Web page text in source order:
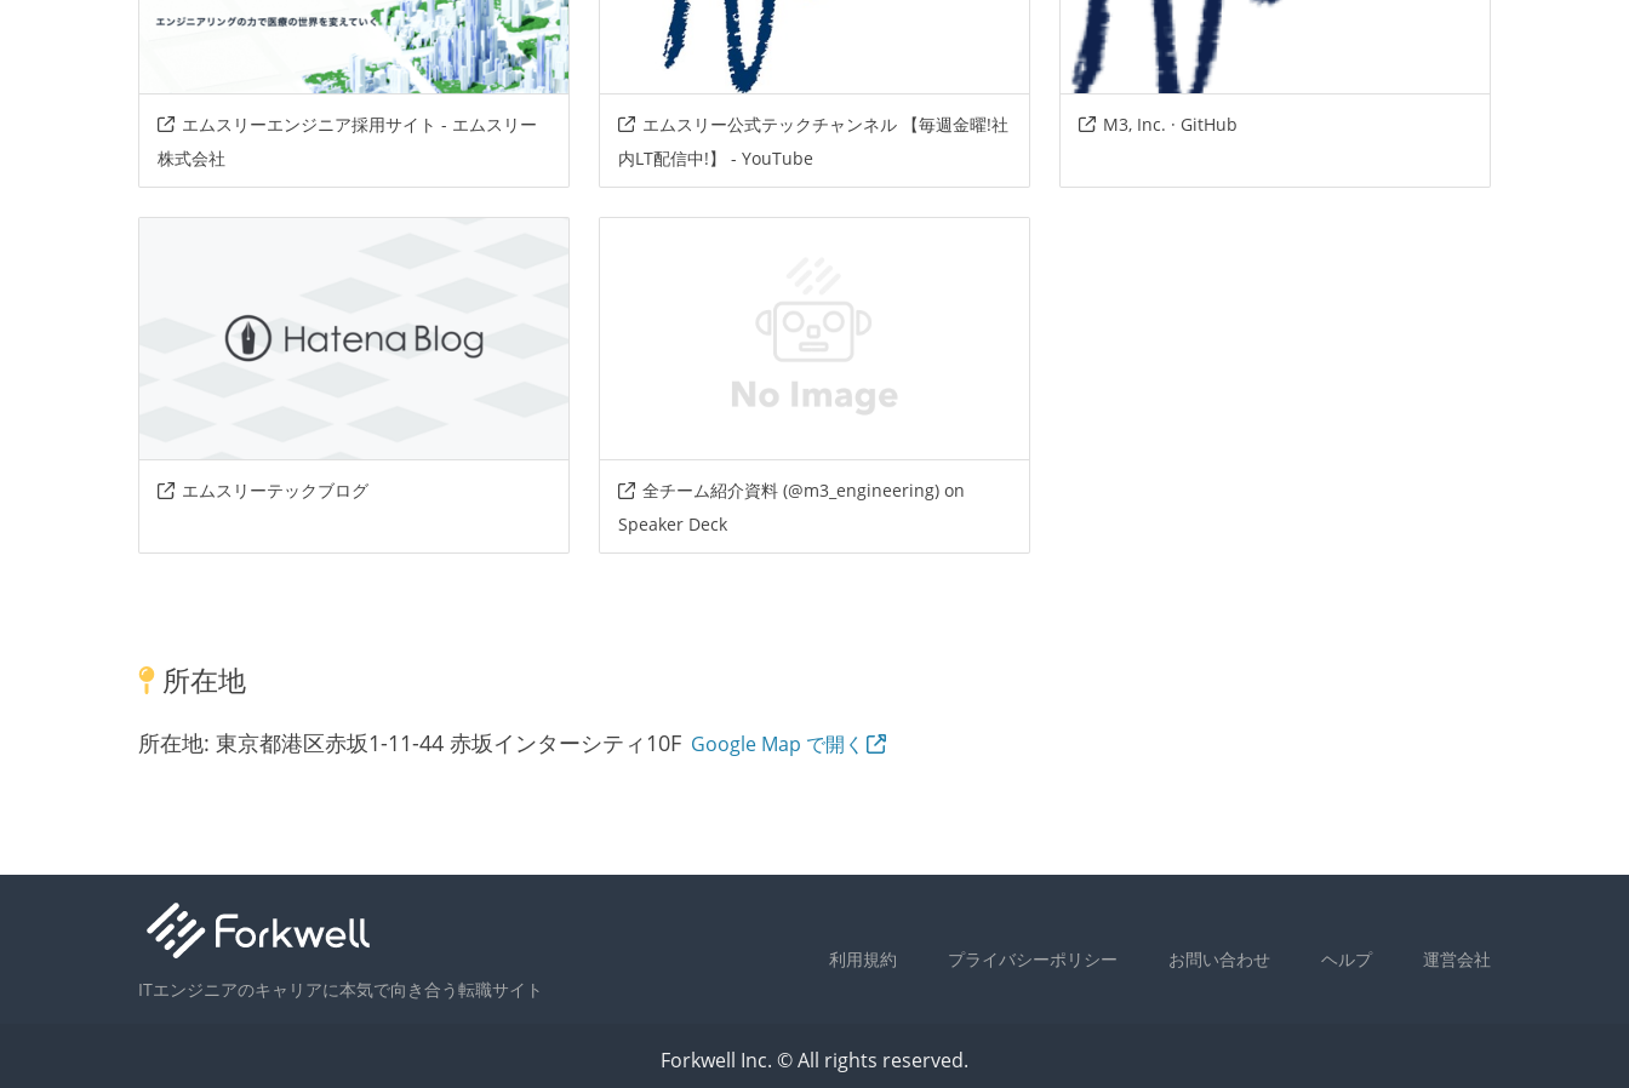
エムスリーエンジニア採用サイト - エムスリー
株式会社
エムスリー公式テックチャンネル 【毎週金曜!社
内LT配信中!】 - YouTube
M3, Inc. · GitHub
エムスリーテックブログ
全チーム紹介資料 (@m3_engineering) on
Speaker Deck
所在地
所在地: 東京都港区赤坂1-11-44 赤坂インターシティ10F Google Map で開く
ITエンジニアのキャリアに本気で向き合う転職サイト
利用規約 プライバシーポリシー お問い合わせ ヘルプ 運営会社
Forkwell Inc. © All rights reserved.